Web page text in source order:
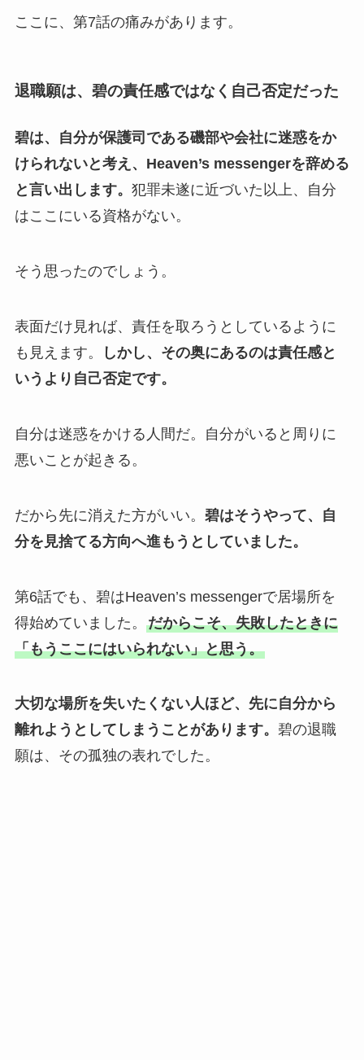
ここに、第7話の痛みがあります。
退職願は、碧の責任感ではなく自己否定だった
碧は、自分が保護司である磯部や会社に迷惑をか
けられないと考え、Heaven’s messengerを辞める
と言い出します。 犯罪未遂に近づいた以上、自分
はここにいる資格がない。
そう思ったのでしょう。
表面だけ見れば、責任を取ろうとしているように
も見えます。
しかし、その奥にあるのは責任感と
いうより自己否定です。
自分は迷惑をかける人間だ。自分がいると周りに
悪いことが起きる。
だから先に消えた方がいい。 碧はそうやって、自
分を見捨てる方向へ進もうとしていました。
第6話でも、碧はHeaven’s messengerで居場所を
得始めていました。 だからこそ、失敗したときに
「もうここにはいられない」と思う。
大切な場所を失いたくない人ほど、先に自分から
離れようとしてしまうことがあります。 碧の退職
願は、その孤独の表れでした。